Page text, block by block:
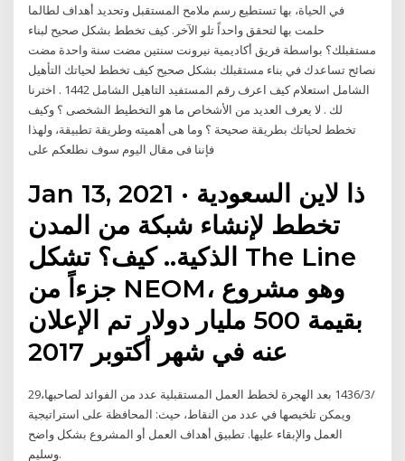
في الحياة، بها تستطيع رسم ملامح المستقبل وتحديد أهداف لطالما
حلمت بها لتحقق واحداً تلو الآخر. كيف تخطط بشكل صحيح لبناء
مستقبلك؟ بواسطة فريق أكاديمية نيرونت سنتين مضت سنة واحدة مضت
نصائح تساعدك في بناء مستقبلك بشكل صحيح كيف تخطط لحياتك التأهيل
الشامل استعلام كيف اعرف رقم المستفيد التاهيل الشامل 1442 . اخترنا
لك . لا يعرف العديد من الأشخاص ما هو التخطيط الشخصى ؟ وكيف
تخطط لحياتك بطريقة صحيحة ؟ وما هى أهميته وطريقة تطبيقة، ولهذا
فإننا فى مقال اليوم سوف نطلعكم على
Jan 13, 2021 · ذا لاين السعودية
تخطط لإنشاء شبكة من المدن
الذكية.. كيف؟ تشكل The Line
جزءاً من NEOM، وهو مشروع
بقيمة 500 مليار دولار تم الإعلان
عنه في شهر أكتوبر 2017
29‏‏/3‏‏/1436 بعد الهجرة لخطط العمل المستقبلية عدد من الفوائد لصاحبها،
ويمكن تلخيصها في عدد من النقاط، حيث: المحافظة على استراتيجية
العمل والإبقاء عليها. تطبيق أهداف العمل أو المشروع بشكل واضح
وسليم.